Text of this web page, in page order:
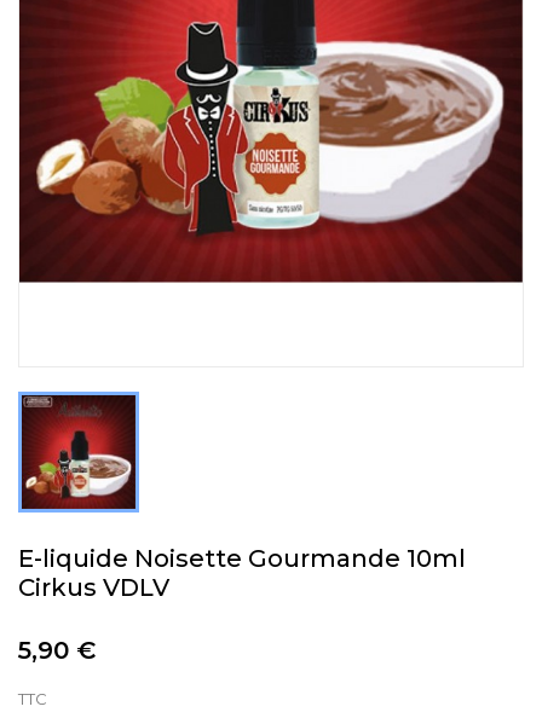
E-liquide Noisette Gourmande 10ml
Cirkus VDLV
5,90 €
TTC